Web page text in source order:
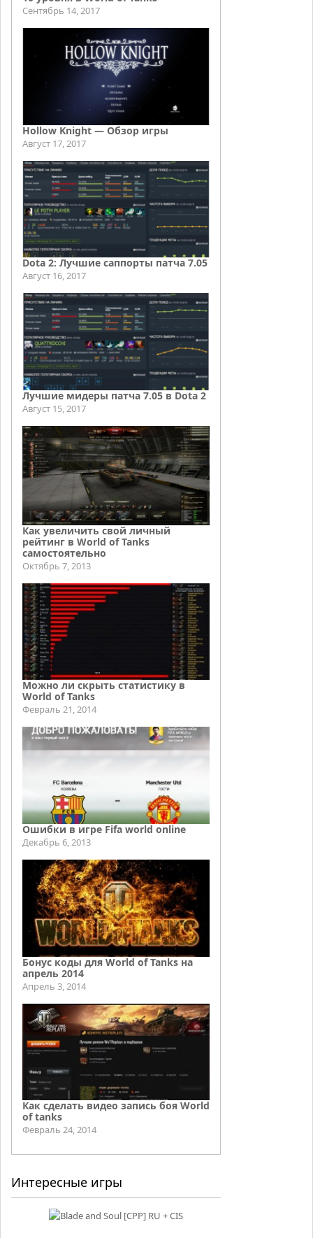
Сентябрь 14, 2017
Hollow Knight — Обзор игры
Август 17, 2017
Dota 2: Лучшие саппорты патча 7.05
Август 16, 2017
Лучшие мидеры патча 7.05 в Dota 2
Август 15, 2017
Как увеличить свой личный
рейтинг в World of Tanks
самостоятельно
Октябрь 7, 2013
Можно ли скрыть статистику в
World of Tanks
Февраль 21, 2014
Ошибки в игре Fifa world online
Декабрь 6, 2013
Бонус коды для World of Tanks на
апрель 2014
Апрель 3, 2014
Как сделать видео запись боя World
of tanks
Февраль 24, 2014
Интересные игры